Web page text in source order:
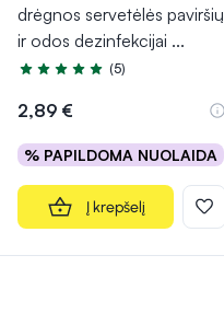
drėgnos servetėlės paviršių
ir odos dezinfekcijai ...
Įvertinimas 5.0 iš 5
(5)
2,89 €
% PAPILDOMA NUOLAIDA
Į krepšelį